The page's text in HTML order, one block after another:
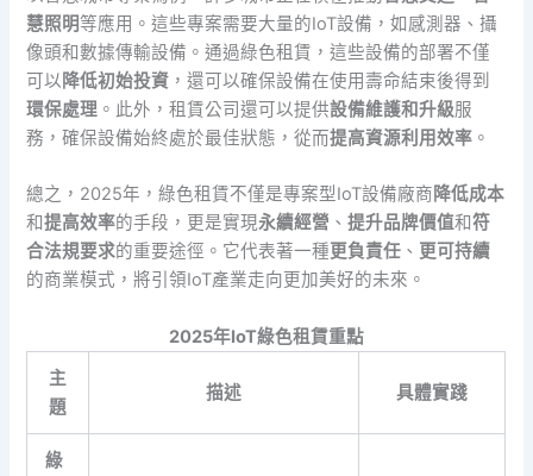
慧照明等應用。這些專案需要大量的IoT設備，如感測器、攝
像頭和數據傳輸設備。通過綠色租賃，這些設備的部署不僅
可以降低初始投資 ，還可以確保設備在使用壽命結束後得到
環保處理 。此外，租賃公司還可以提供設備維護和升級服
務，確保設備始終處於最佳狀態，從而提高資源利用效率 。
總之，2025年，綠色租賃不僅是專案型IoT設備廠商降低成本
和提高效率的手段，更是實現永續經營 、提升品牌價值和符
合法規要求的重要途徑。它代表著一種更負責任 、 更可持續
的商業模式，將引領IoT產業走向更加美好的未來。
2025年IoT綠色租賃重點
主
題
描述 具體實踐
綠